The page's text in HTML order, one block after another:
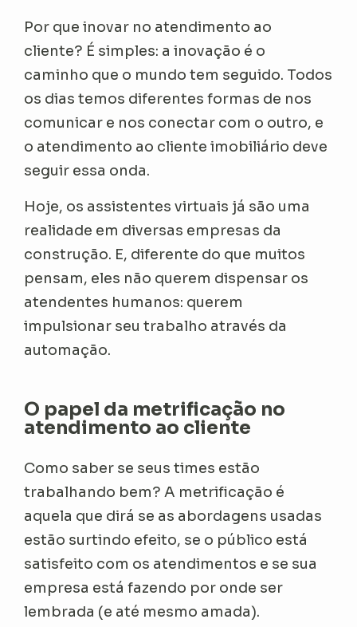
Por que inovar no atendimento ao
cliente? É simples: a inovação é o
caminho que o mundo tem seguido. Todos
os dias temos diferentes formas de nos
comunicar e nos conectar com o outro, e
o atendimento ao cliente imobiliário deve
seguir essa onda.
Hoje, os assistentes virtuais já são uma
realidade em diversas empresas da
construção. E, diferente do que muitos
pensam, eles não querem dispensar os
atendentes humanos: querem
impulsionar seu trabalho através da
automação.
O papel da metrificação no
atendimento ao cliente
Como saber se seus times estão
trabalhando bem? A metrificação é
aquela que dirá se as abordagens usadas
estão surtindo efeito, se o público está
satisfeito com os atendimentos e se sua
empresa está fazendo por onde ser
lembrada (e até mesmo amada).